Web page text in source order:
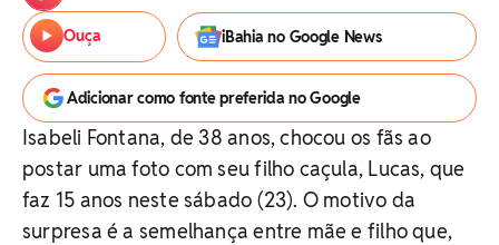
Ouça iBahia no Google News
Adicionar como fonte preferida no Google
Isabeli Fontana, de 38 anos, chocou os fãs ao
postar uma foto com seu filho caçula, Lucas, que
faz 15 anos neste sábado (23). O motivo da
surpresa é a semelhança entre mãe e filho que,